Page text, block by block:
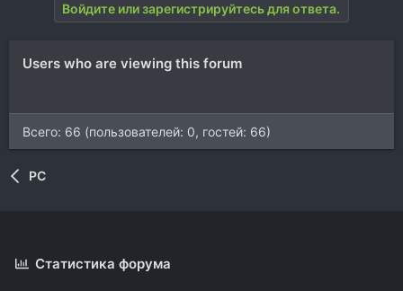
Войдите или зарегистрируйтесь для ответа.
Users who are viewing this forum
Всего: 66 (пользователей: 0, гостей: 66)
PC
Статистика форума